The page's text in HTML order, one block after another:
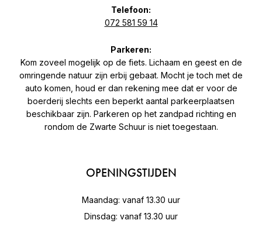
Telefoon:
072 581 59 14
Parkeren:
Kom zoveel mogelijk op de fiets. Lichaam en geest en de
omringende natuur zijn erbij gebaat. Mocht je toch met de
auto komen, houd er dan rekening mee dat er voor de
boerderij slechts een beperkt aantal parkeerplaatsen
beschikbaar zijn. Parkeren op het zandpad richting en
rondom de Zwarte Schuur is niet toegestaan.
OPENINGSTIJDEN
Maandag: vanaf 13.30 uur
Dinsdag: vanaf 13.30 uur